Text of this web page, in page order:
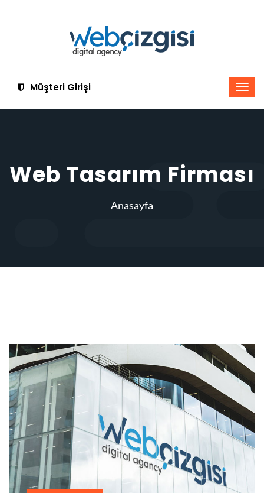
Müşteri Girişi
Web Tasarım Firması
Anasayfa